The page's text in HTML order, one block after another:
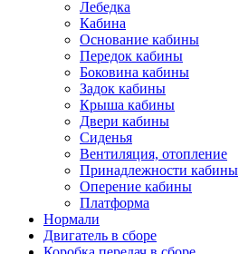
Лебедка
Кабина
Основание кабины
Передок кабины
Боковина кабины
Задок кабины
Крыша кабины
Двери кабины
Сиденья
Вентиляция, отопление
Принадлежности кабины
Оперение кабины
Платформа
Нормали
Двигатель в сборе